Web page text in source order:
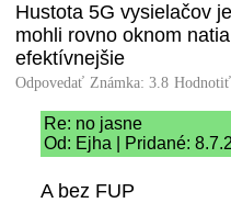
Hustota 5G vysielačov
mohli rovno oknom
efektívnejšie
Odpovedať Známka: 3.8
Re: no jasne
Od: Ejha | Pridané:
A bez FUP